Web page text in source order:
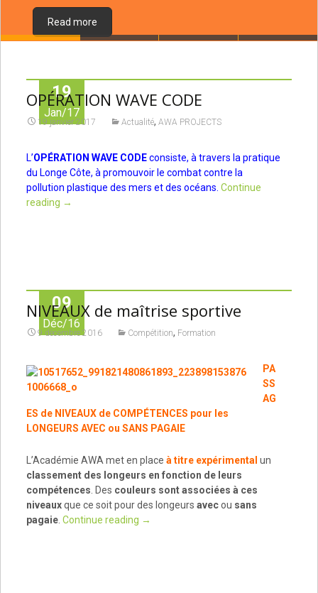
Read more
19
Jan/17
OPÉRATION WAVE CODE
19 janvier 2017 Actualité, AWA PROJECTS
L’OPÉRATION WAVE CODEconsiste, à travers la pratique
du Longe Côte, à promouvoir le combat contre la
pollution plastique des mers et des océans. Continue
reading →
09
Déc/16
NIVEAUX de maîtrise sportive
9 décembre 2016 Compétition, Formation
PA
SS
AG
ES de NIVEAUX de COMPÉTENCES pour les
LONGEURS AVEC ou SANS PAGAIE
L’Académie AWA met en place à titre expérimental un
classement des longeurs en fonction de leurs
compétences . Des couleurs sont associées à ces
niveauxque ce soit pour des longeurs avecou sans
pagaie. Continue reading →